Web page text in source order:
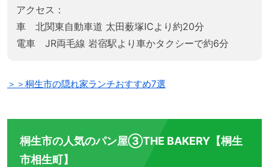
アクセス：
車 北関東自動車道 太田薮塚ICより約20分
電車 JR両毛線 岩宿駅より車かタクシーで約6分
＞＞桐生市の隠れ家ランチおすすめ7選
桐生市の人気のパン屋③THE BAKERY【桐生
市相生町】